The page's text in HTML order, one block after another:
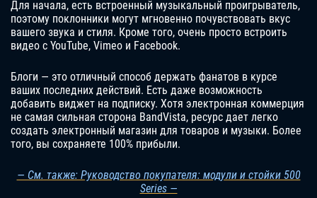
Для начала, есть встроенный музыкальный проигрыватель,
поэтому поклонники могут мгновенно почувствовать вкус
вашего звука и стиля. Кроме того, очень просто встроить
видео с YouTube, Vimeo и Facebook.
Блоги — это отличный способ держать фанатов в курсе
ваших последних действий. Есть даже возможность
добавить виджет на подписку. Хотя электронная коммерция
не самая сильная сторона BandVista, ресурс дает легко
создать электронный магазин для товаров и музыки. Более
того, вы сохраняете 100% прибыли.
— См. также: Руководство покупателя: модули и стойки 500
Series —